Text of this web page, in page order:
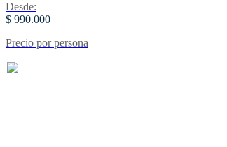
Desde:
$ 990.000
Precio por persona